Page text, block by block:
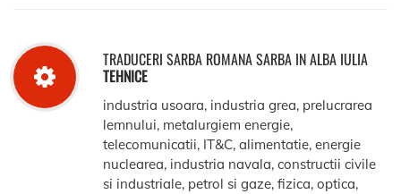
TRADUCERI SARBA ROMANA SARBA IN ALBA IULIA
TEHNICE
industria usoara, industria grea, prelucrarea
lemnului, metalurgiem energie,
telecomunicatii, IT&C, alimentatie, energie
nuclearea, industria navala, constructii civile
si industriale, petrol si gaze, fizica, optica,